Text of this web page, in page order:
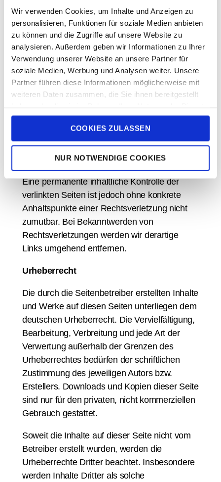
Wir verwenden Cookies, um Inhalte und Anzeigen zu
personalisieren, Funktionen für soziale Medien anbieten
zu können und die Zugriffe auf unsere Website zu
analysieren. Außerdem geben wir Informationen zu Ihrer
Verwendung unserer Website an unsere Partner für
soziale Medien, Werbung und Analysen weiter. Unsere
Partner führen diese Informationen möglicherweise mit
weiteren Daten zusammen, die Sie ihnen bereitgestellt
gesammelt haben.
COOKIES ZULASSEN
NUR NOTWENDIGE COOKIES
Unser Angebot enthält Links zu externen
Websites Dritter, auf deren Inhalte wir keinen
Einfluss haben. Deshalb können wir für diese
fremden Inhalte auch keine Gewähr
übernehmen. Für die Inhalte der verlinkten
Seiten ist stets der jeweilige Anbieter oder
Verlinkung auf mögliche Rechtsverstöße
überprüft. Rechtswidrige Inhalte waren zum
Zeitpunkt der Verlinkung nicht erkennbar.
Eine permanente inhaltliche Kontrolle der
verlinkten Seiten ist jedoch ohne konkrete
Anhaltspunkte einer Rechtsverletzung nicht
zumutbar. Bei Bekanntwerden von
Rechtsverletzungen werden wir derartige
Links umgehend entfernen.
Urheberrecht
Die durch die Seitenbetreiber erstellten Inhalte
und Werke auf diesen Seiten unterliegen dem
deutschen Urheberrecht. Die Vervielfältigung,
Bearbeitung, Verbreitung und jede Art der
Verwertung außerhalb der Grenzen des
Urheberrechtes bedürfen der schriftlichen
Zustimmung des jeweiligen Autors bzw.
Erstellers. Downloads und Kopien dieser Seite
sind nur für den privaten, nicht kommerziellen
Gebrauch gestattet.
Soweit die Inhalte auf dieser Seite nicht vom
Betreiber erstellt wurden, werden die
Urheberrechte Dritter beachtet. Insbesondere
werden Inhalte Dritter als solche